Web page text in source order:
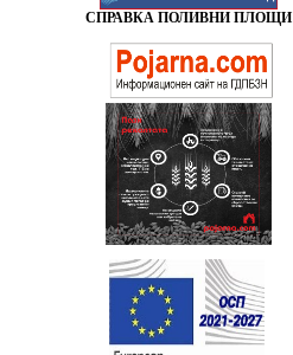
СПРАВКА ПОЛИВНИ ПЛОЩИ